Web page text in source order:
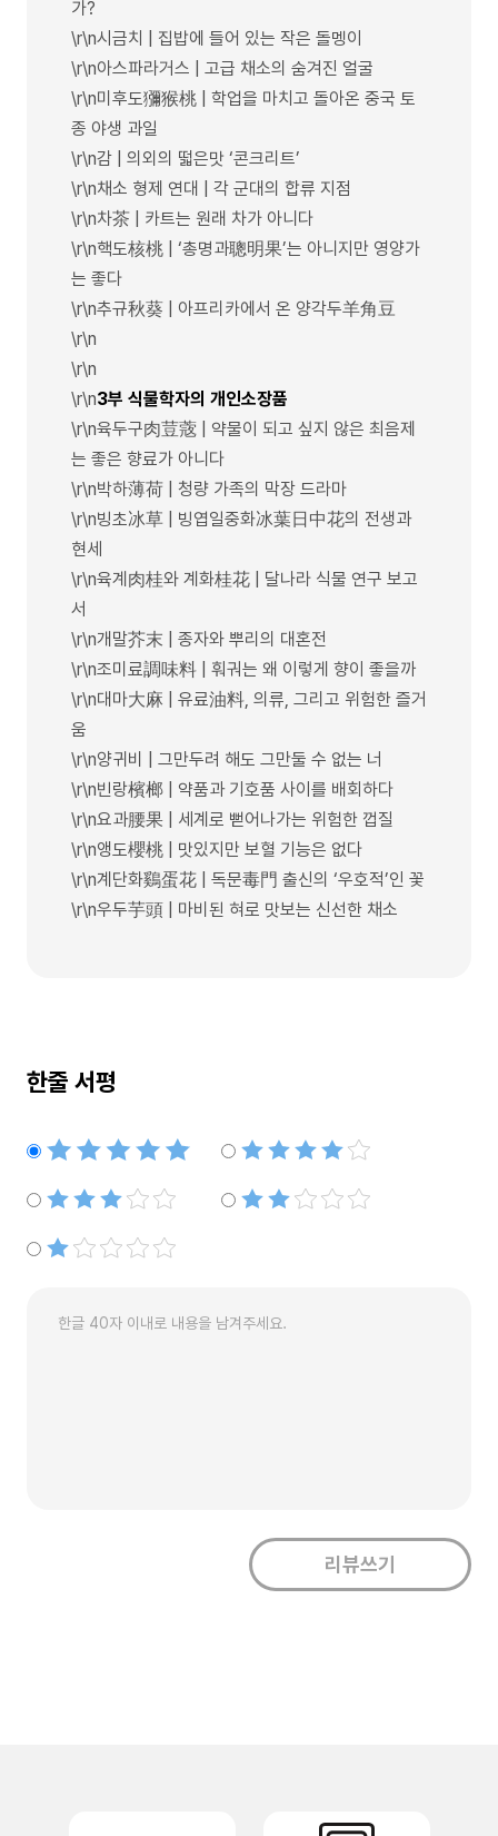
가?
\r\n시금치 | 집밥에 들어 있는 작은 돌멩이
\r\n아스파라거스 | 고급 채소의 숨겨진 얼굴
\r\n미후도獼猴桃 | 학업을 마치고 돌아온 중국 토
종 야생 과일
\r\n감 | 의외의 떫은맛 ‘콘크리트’
\r\n채소 형제 연대 | 각 군대의 합류 지점
\r\n차茶 | 카트는 원래 차가 아니다
\r\n핵도核桃 | ‘총명과聰明果’는 아니지만 영양가
는 좋다
\r\n추규秋葵 | 아프리카에서 온 양각두羊角豆
\r\n
\r\n
\r\n3부 식물학자의 개인소장품
\r\n육두구肉荳蔲 | 약물이 되고 싶지 않은 최음제
는 좋은 향료가 아니다
\r\n박하薄荷 | 청량 가족의 막장 드라마
\r\n빙초冰草 | 빙엽일중화冰葉日中花의 전생과
현세
\r\n육계肉桂와 계화桂花 | 달나라 식물 연구 보고
서
\r\n개말芥末 | 종자와 뿌리의 대혼전
\r\n조미료調味料 | 훠궈는 왜 이렇게 향이 좋을까
\r\n대마大麻 | 유료油料, 의류, 그리고 위험한 즐거
움
\r\n양귀비 | 그만두려 해도 그만둘 수 없는 너
\r\n빈랑檳榔 | 약품과 기호품 사이를 배회하다
\r\n요과腰果 | 세계로 뻗어나가는 위험한 껍질
\r\n앵도櫻桃 | 맛있지만 보혈 기능은 없다
\r\n계단화鷄蛋花 | 독문毒門 출신의 ‘우호적’인 꽃
\r\n우두芋頭 | 마비된 혀로 맛보는 신선한 채소
한줄 서평
별점5개 별점4개
별점3개 별점2개
별점1개